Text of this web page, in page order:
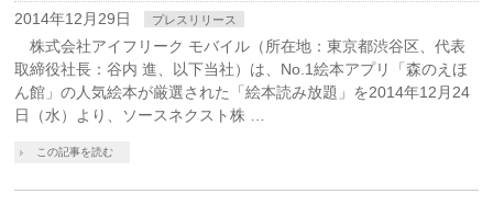
2014年12月29日 プレスリリース
株式会社アイフリーク モバイル（所在地：東京都渋谷区、代表
取締役社長：谷内 進、以下当社）は、No.1絵本アプリ「森のえほ
ん館」の人気絵本が厳選された「絵本読み放題」を2014年12月24
日（水）より、ソースネクスト株 …
この記事を読む